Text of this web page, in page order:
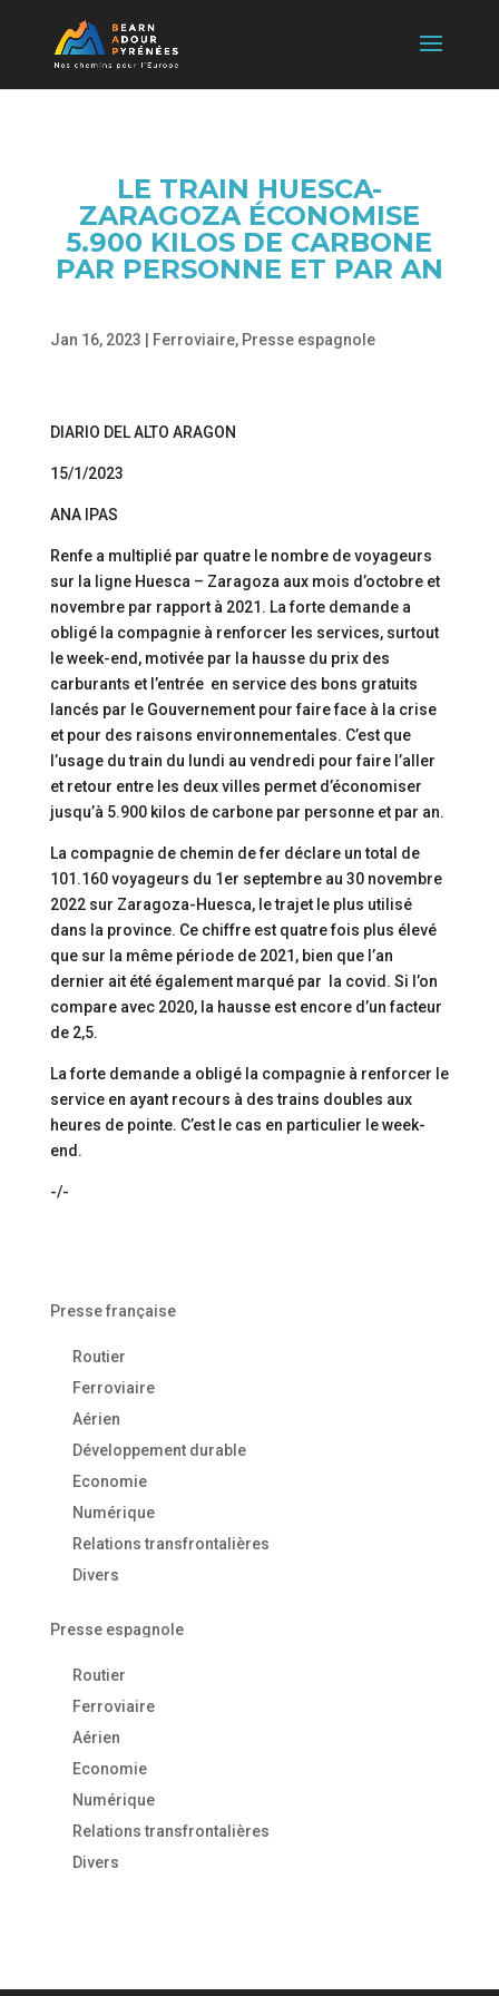
LE TRAIN HUESCA-
ZARAGOZA ÉCONOMISE
5.900 KILOS DE CARBONE
PAR PERSONNE ET PAR AN
Jan 16, 2023 Ferroviaire, Presse espagnole
DIARIO DEL ALTO ARAGON
15/1/2023
ANA IPAS
Renfe a multiplié par quatre le nombre de voyageurs
sur la ligne Huesca – Zaragoza aux mois d’octobre et
novembre par rapport à 2021. La forte demande a
obligé la compagnie à renforcer les services, surtout
le week-end, motivée par la hausse du prix des
carburants et l’entrée en service des bons gratuits
lancés par le Gouvernement pour faire face à la crise
et pour des raisons environnementales. C’est que
l’usage du train du lundi au vendredi pour faire l’aller
et retour entre les deux villes permet d’économiser
jusqu’à 5.900 kilos de carbone par personne et par an.
La compagnie de chemin de fer déclare un total de
101.160 voyageurs du 1er septembre au 30 novembre
2022 sur Zaragoza-Huesca, le trajet le plus utilisé
dans la province. Ce chiffre est quatre fois plus élevé
que sur la même période de 2021, bien que l’an
dernier ait été également marqué par la covid. Si l’on
compare avec 2020, la hausse est encore d’un facteur
de 2,5.
La forte demande a obligé la compagnie à renforcer le
service en ayant recours à des trains doubles aux
heures de pointe. C’est le cas en particulier le week-
end.
-/-
Presse française
Routier
Ferroviaire
Aérien
Développement durable
Economie
Numérique
Relations transfrontalières
Divers
Presse espagnole
Routier
Ferroviaire
Aérien
Economie
Numérique
Relations transfrontalières
Divers